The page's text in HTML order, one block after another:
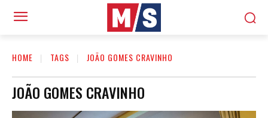
HOME TAGS JOÃO GOMES CRAVINHO
JOÃO GOMES CRAVINHO